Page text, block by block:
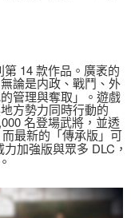
第 14 款作品。廣袤的
論是内政、戰鬥、外
管理與奪取」。遊戲
方勢力同時行動的
名登場武將，並透
而最新的「傳承版」可
加強版與眾多 DLC，